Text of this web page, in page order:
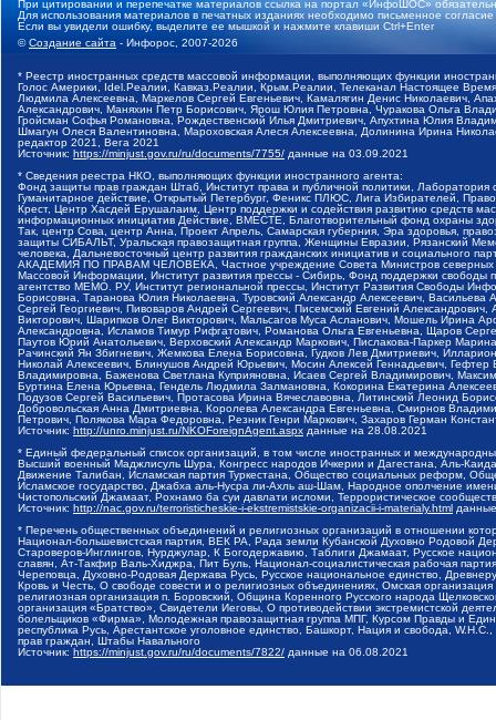
При цитировании и перепечатке материалов ссылка на портал «ИнфоШОС»
Для использования материалов в печатных изданиях необходимо письменное
Если вы увидели ошибку, выделите ее мышкой и нажмите клавиши Ctrl+Enter
©Создание сайта - Инфорос, 2007-2026
* Реестр иностранных средств массовой информации, выполняющих функции
Голос Америки, Idel.Реалии, Кавказ.Реалии, Крым.Реалии, Телеканал Настоящее
Людмила Алексеевна, Маркелов Сергей Евгеньевич, Камалягин Денис Николаевич,
Александрович, Маняхин Петр Борисович, Ярош Юлия Петровна, Чуракова Ольга
Гройсман Софья Романовна, Рождественский Илья Дмитриевич, Апухтина Юлия
Шмагун Олеся Валентиновна, Мароховская Алеся Алексеевна, Долинина Ирина
редактор 2021, Вега 2021
Источник: https://minjust.gov.ru/ru/documents/7755/ данные на 03.09.2021
* Сведения реестра НКО, выполняющих функции иностранного агента:
Фонд защиты прав граждан Штаб, Институт права и публичной политики,
Гуманитарное действие, Открытый Петербург, Феникс ПЛЮС, Лига Избирателей,
Крест, Центр Хасдей Ерушалаим, Центр поддержки и содействия развитию средств
информационных инициатив Действие, ВМЕСТЕ, Благотворительный фонд охраны
Так, центр Сова, центр Анна, Проект Апрель, Самарская губерния, Эра здоровья,
защиты СИБАЛЬТ, Уральская правозащитная группа, Женщины Евразии, Рязанский
человека, Дальневосточный центр развития гражданских инициатив и социального
АКАДЕМИЯ ПО ПРАВАМ ЧЕЛОВЕКА, Частное учреждение Совета Министров северных
Массовой Информации, Институт развития прессы - Сибирь, Фонд поддержки
агентство МЕМО. РУ, Институт региональной прессы, Институт Развития Свободы
Борисовна, Таранова Юлия Николаевна, Туровский Александр Алексеевич,
Сергей Георгиевич, Пивоваров Андрей Сергеевич, Писемский Евгений
Викторович, Шарипков Олег Викторович, Мальсагов Муса Асланович, Мошель Ирина
Александровна, Исламов Тимур Рифгатович, Романова Ольга Евгеньевна, Щаров
Паутов Юрий Анатольевич, Верховский Александр Маркович, Пислакова-Паркер
Рачинский Ян Збигневич, Жемкова Елена Борисовна, Гудков Лев Дмитриевич,
Николай Алексеевич, Блинушов Андрей Юрьевич, Мосин Алексей Геннадьевич,
Владимировна, Баженова Светлана Куприяновна, Исаев Сергей Владимирович,
Буртина Елена Юрьевна, Гендель Людмила Залмановна, Кокорина Екатерина
Подузов Сергей Васильевич, Протасова Ирина Вячеславовна, Литинский Леонид
Добровольская Анна Дмитриевна, Королева Александра Евгеньевна, Смирнов
Петрович, Полякова Мара Федоровна, Резник Генри Маркович, Захаров Герман
Источник: http://unro.minjust.ru/NKOForeignAgent.aspx данные на 28.08.2021
* Единый федеральный список организаций, в том числе иностранных и
Высший военный Маджлисуль Шура, Конгресс народов Ичкерии и Дагестана, Аль-
Движение Талибан, Исламская партия Туркестана, Общество социальных реформ,
Исламское государство, Джабха аль-Нусра ли-Ахль аш-Шам, Народное ополчение
Чистопольский Джамаат, Рохнамо ба суи давлати исломи, Террористическое
Источник: http://nac.gov.ru/terroristicheskie-i-ekstremistskie-organizacii-i-materialy.html
* Перечень общественных объединений и религиозных организаций в отношении
Национал-большевистская партия, ВЕК РА, Рада земли Кубанской Духовно Родовой
Староверов-Инглингов, Нурджулар, К Богодержавию, Таблиги Джамаат, Русское
славян, Ат-Такфир Валь-Хиджра, Пит Буль, Национал-социалистическая рабочая
Череповца, Духовно-Родовая Держава Русь, Русское национальное единство,
Кровь и Честь, О свободе совести и о религиозных объединениях, Омская
религиозная организация п. Боровский, Община Коренного Русского народа
организация «Братство», Свидетели Иеговы, О противодействии экстремистской
болельщиков «Фирма», Молодежная правозащитная группа МПГ, Курсом Правды и
республика Русь, Арестантское уголовное единство, Башкорт, Нация и свобода,
прав граждан, Штабы Навального
Источник: https://minjust.gov.ru/ru/documents/7822/ данные на 06.08.2021